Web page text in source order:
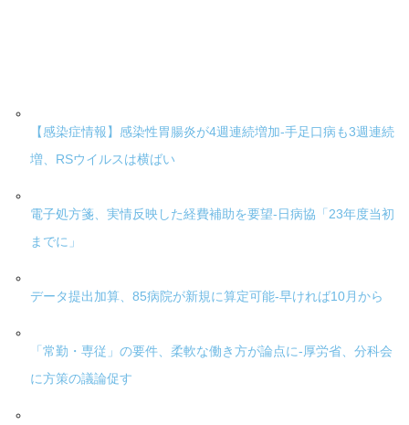
【感染症情報】感染性胃腸炎が4週連続増加-手足口病も3週連続
増、RSウイルスは横ばい
電子処方箋、実情反映した経費補助を要望-日病協「23年度当初
までに」
データ提出加算、85病院が新規に算定可能-早ければ10月から
「常勤・専従」の要件、柔軟な働き方が論点に-厚労省、分科会
に方策の議論促す